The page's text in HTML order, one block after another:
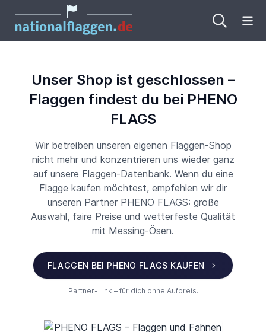
Unser Shop ist geschlossen –
Flaggen findest du bei PHENO
FLAGS
Wir betreiben unseren eigenen Flaggen-Shop
nicht mehr und konzentrieren uns wieder ganz
auf unsere Flaggen-Datenbank. Wenn du eine
Flagge kaufen möchtest, empfehlen wir dir
unseren Partner PHENO FLAGS: große
Auswahl, faire Preise und wetterfeste Qualität
mit Messing-Ösen.
FLAGGEN BEI PHENO FLAGS KAUFEN
Partner-Link – für dich ohne Aufpreis.